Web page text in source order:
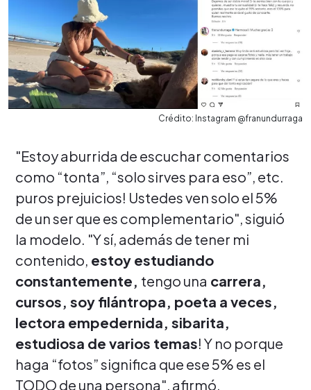
Crédito: Instagram @franundurraga
"Estoy aburrida de escuchar comentarios
como “tonta”, “solo sirves para eso”, etc.
puros prejuicios! Ustedes ven solo el 5%
de un ser que es complementario", siguió
la modelo. "Y sí, además de tener mi
contenido, estoy estudiando
constantemente, tengo una carrera,
cursos, soy filántropa, poeta a veces,
lectora empedernida, sibarita,
estudiosa de varios temas! Y no porque
haga “fotos” significa que ese 5% es el
TODO de una persona", afirmó.